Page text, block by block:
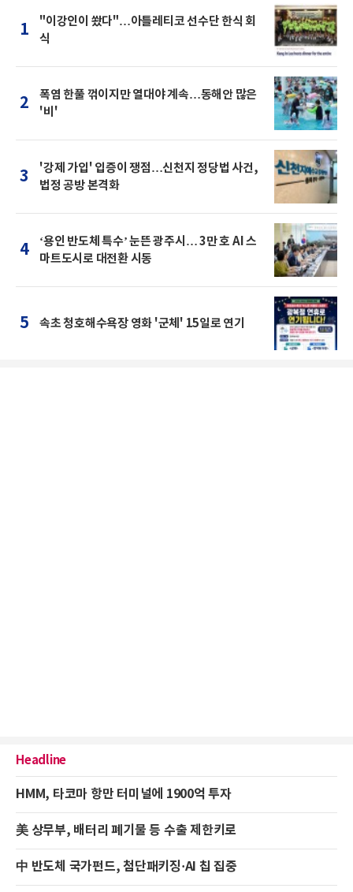
1
"이강인이 쐈다"…아틀레티코 선수단 한식 회
식
2
폭염 한풀 꺾이지만 열대야 계속…동해안 많은
'비'
3
'강제 가입' 입증이 쟁점…신천지 정당법 사건,
법정 공방 본격화
4
‘용인 반도체 특수’ 눈뜬 광주시… 3만 호 AI 스
마트도시로 대전환 시동
5 속초 청호해수욕장 영화 '군체' 15일로 연기
Headline
HMM, 타코마 항만 터미널에 1900억 투자
美 상무부, 배터리 폐기물 등 수출 제한키로
中 반도체 국가펀드, 첨단패키징·AI 칩 집중